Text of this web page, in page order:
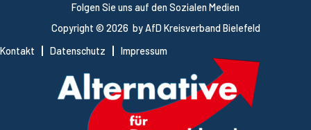
Copyright © 2026 by AfD Kreisverband Bielefeld
Kontakt
Datenschutz Impressum
Folgen Sie uns auf den Sozialen Medien